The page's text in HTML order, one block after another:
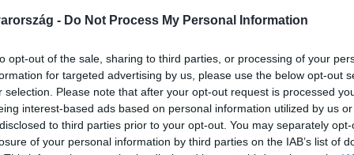
- Do Not Process My Personal Information
opt-out of the sale, sharing to third parties, or processing of your
for targeted advertising by us, please use the below opt-out
selection. Please note that after your opt-out request is processed
interest-based ads based on personal information utilized by us
to third parties prior to your opt-out. You may separately
of your personal information by third parties on the IAB’s list of
a Pilvaker koncerten.
torkollt a Reggeli Gyertek át!-játéka